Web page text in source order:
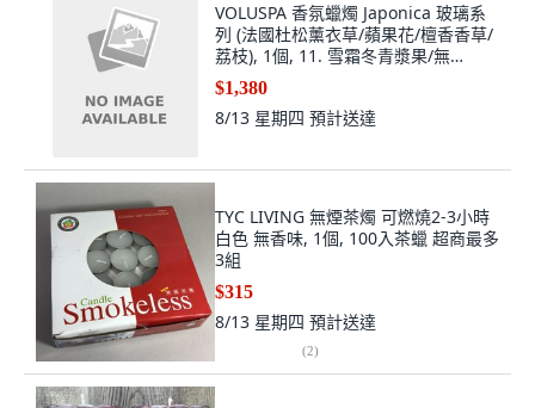
VOLUSPA 香氛蠟燭 Japonica 玻璃系
列 (法國杜松薰衣草/蘋果花/檀香香草/
荔枝), 1個, 11. 雪霜冬青漿果/無
蓋,510克 (18oz)
$1,380
8/13 星期四 預計送達
TYC LIVING 無煙茶燭 可燃燒2-3小時
白色 無香味, 1個, 100入茶蠟 超商最多
3組
$315
8/13 星期四 預計送達
(2)